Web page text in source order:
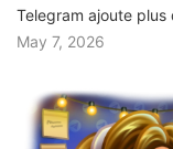
Telegram ajoute
May 7, 2026